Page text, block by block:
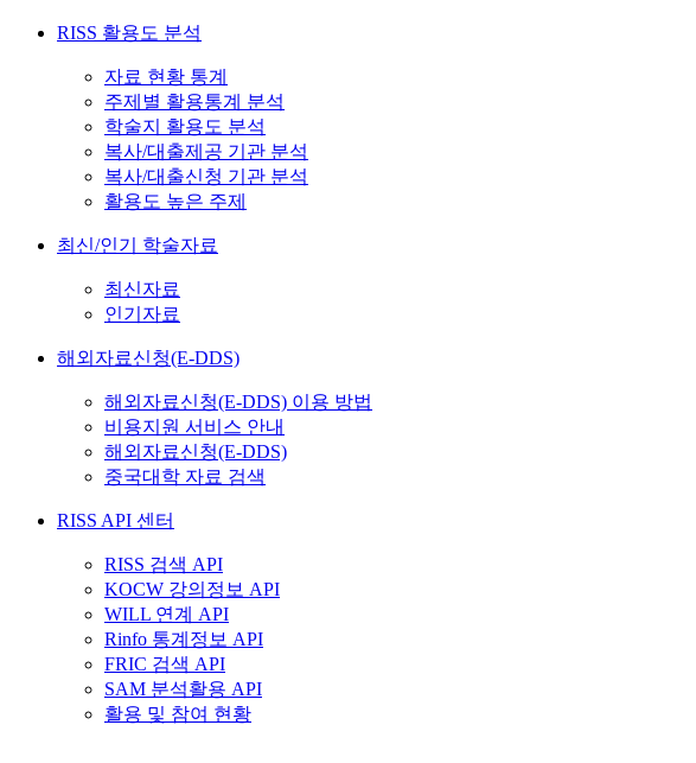
RISS 활용도 분석
자료 현황 통계
주제별 활용통계 분석
학술지 활용도 분석
복사/대출제공 기관 분석
복사/대출신청 기관 분석
활용도 높은 주제
최신/인기 학술자료
최신자료
인기자료
해외자료신청(E-DDS)
해외자료신청(E-DDS) 이용 방법
비용지원 서비스 안내
해외자료신청(E-DDS)
중국대학 자료 검색
RISS API 센터
RISS 검색 API
KOCW 강의정보 API
WILL 연계 API
Rinfo 통계정보 API
FRIC 검색 API
SAM 분석활용 API
활용 및 참여 현황